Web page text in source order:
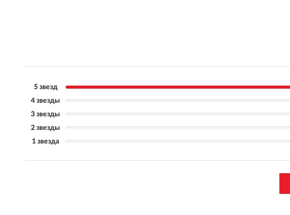
5 звезд
4 звезды
3 звезды
2 звезды
1 звезда